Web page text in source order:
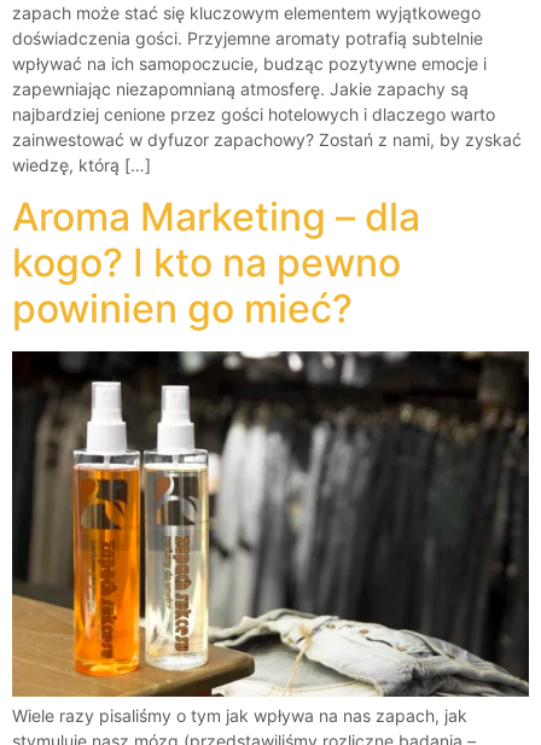
zapach może stać się kluczowym elementem wyjątkowego
doświadczenia gości. Przyjemne aromaty potrafią subtelnie
wpływać na ich samopoczucie, budząc pozytywne emocje i
zapewniając niezapomnianą atmosferę. Jakie zapachy są
najbardziej cenione przez gości hotelowych i dlaczego warto
zainwestować w dyfuzor zapachowy? Zostań z nami, by zyskać
wiedzę, którą […]
Aroma Marketing – dla
kogo? I kto na pewno
powinien go mieć?
Wiele razy pisaliśmy o tym jak wpływa na nas zapach, jak
stymuluje nasz mózg (przedstawiliśmy rozliczne badania –